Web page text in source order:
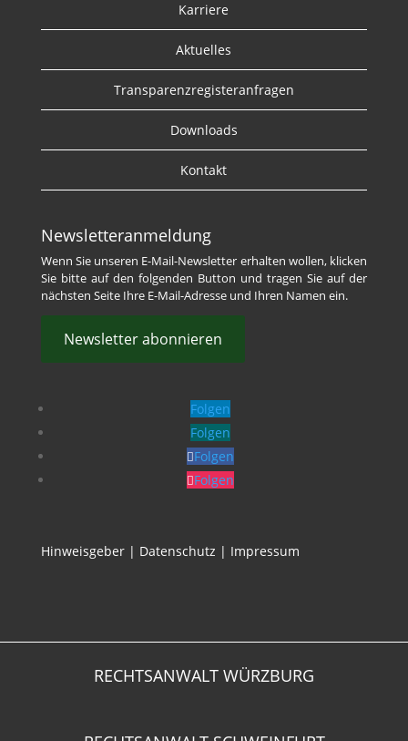
Karriere
Aktuelles
Transparenzregisteranfragen
Downloads
Kontakt
Newsletteranmeldung
Wenn Sie unseren E-Mail-Newsletter erhalten wollen, klicken
Sie bitte auf den folgenden Button und tragen Sie auf der
nächsten Seite Ihre E-Mail-Adresse und Ihren Namen ein.
Newsletter abonnieren
Folgen
Folgen
Folgen
Folgen
Hinweisgeber| Datenschutz | Impressum
RECHTSANWALT WÜRZBURG